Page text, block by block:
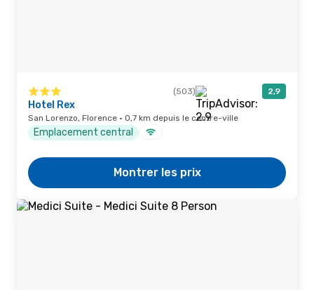
(503) 2,9
Hotel Rex
San Lorenzo, Florence · 0,7 km depuis le centre-ville
Emplacement central
Montrer les prix